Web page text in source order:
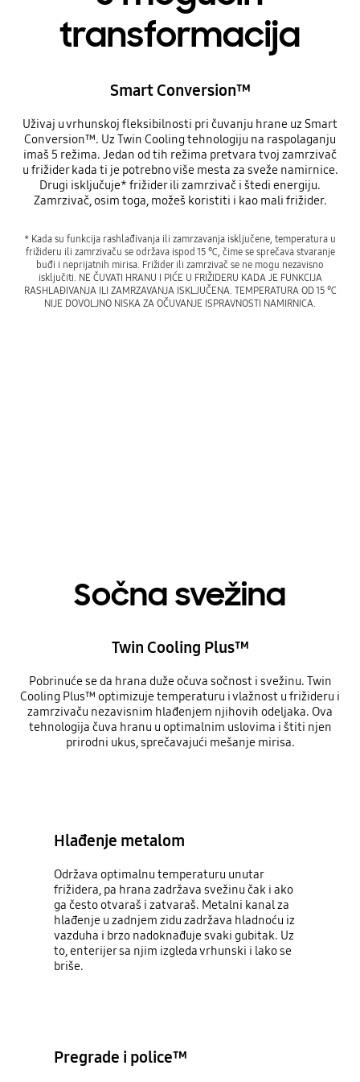
transformacija
Smart Conversion™
Uživaj u vrhunskoj fleksibilnosti pri čuvanju hrane uz Smart
Conversion™. Uz Twin Cooling tehnologiju na raspolaganju
imaš 5 režima. Jedan od tih režima pretvara tvoj zamrzivač
u frižider kada ti je potrebno više mesta za sveže namirnice.
Drugi isključuje* frižider ili zamrzivač i štedi energiju.
Zamrzivač, osim toga, možeš koristiti i kao mali frižider.
* Kada su funkcija rashlađivanja ili zamrzavanja isključene, temperatura u
frižideru ili zamrzivaču se održava ispod 15 ℃, čime se sprečava stvaranje
buđi i neprijatnih mirisa. Frižider ili zamrzivač se ne mogu nezavisno
isključiti. NE ČUVATI HRANU I PIĆE U FRIŽIDERU KADA JE FUNKCIJA
RASHLAĐIVANJA ILI ZAMRZAVANJA ISKLJUČENA. TEMPERATURA OD 15 ℃
NIJE DOVOLJNO NISKA ZA OČUVANJE ISPRAVNOSTI NAMIRNICA.
Sočna svežina
Twin Cooling Plus™
Pobrinuće se da hrana duže očuva sočnost i svežinu. Twin
Cooling Plus™ optimizuje temperaturu i vlažnost u frižideru i
zamrzivaču nezavisnim hlađenjem njihovih odeljaka. Ova
tehnologija čuva hranu u optimalnim uslovima i štiti njen
prirodni ukus, sprečavajući mešanje mirisa.
Hlađenje metalom
Održava optimalnu temperaturu unutar
frižidera, pa hrana zadržava svežinu čak i ako
ga često otvaraš i zatvaraš. Metalni kanal za
hlađenje u zadnjem zidu zadržava hladnoću iz
vazduha i brzo nadoknađujе svaki gubitak. Uz
to, enterijer sa njim izgleda vrhunski i lako se
briše.
Pregrade i police™